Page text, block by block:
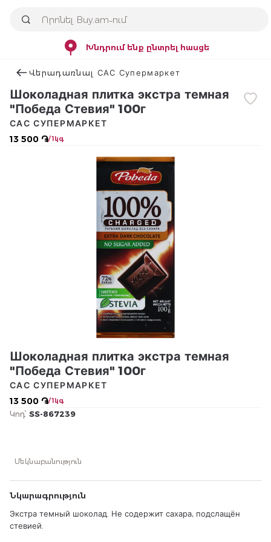
Խնդրում ենք ընտրել հասցե
Վերադառնալ САС Супермаркет
Шоколадная плитка экстра темная
"Победа Стевия" 100г
13 500 ֏/ 1կգ
САС СУПЕРМАРКЕТ
Шоколадная плитка экстра темная
"Победа Стевия" 100г
13 500 ֏/ 1կգ
САС СУПЕРМАРКЕТ
Կոդ՝ SS-867239
Մեկնաբանություն
Նկարագրություն
Экстра темный шоколад. Не содержит сахара, подслащён
стевией.